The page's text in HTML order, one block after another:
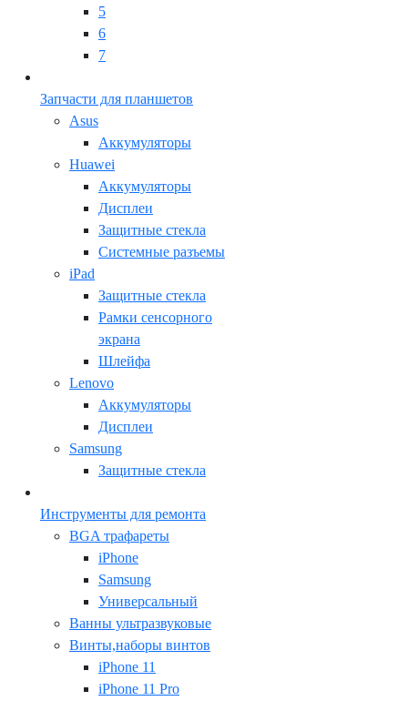
5
6
7
Запчасти для планшетов
Asus
Аккумуляторы
Huawei
Аккумуляторы
Дисплеи
Защитные стекла
Системные разъемы
iPad
Защитные стекла
Рамки сенсорного
экрана
Шлейфа
Lenovo
Аккумуляторы
Дисплеи
Samsung
Защитные стекла
Инструменты для ремонта
BGA трафареты
iPhone
Samsung
Универсальный
Ванны ультразвуковые
Винты,наборы винтов
iPhone 11
iPhone 11 Pro